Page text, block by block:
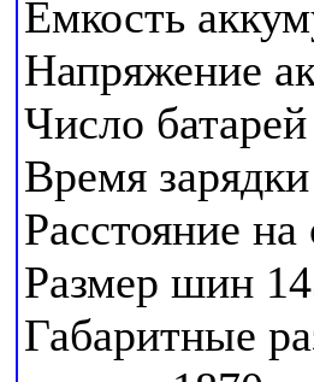
Емкость
Напряжение
Число
Время
Расстояние
Размер шин
Габаритные